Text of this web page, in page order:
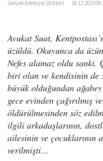
o
Gerçek Edebiyat (Editör) 18.12.2023
Avukat Suat,
üzüldü. Okuyunca da
Nefes alamaz oldu sanki.
biri olan ve kendisinin de
büyük olduğundan
gece evinden çağırılmış
öldürülmesinden söz
ilgili arkadaşlarının,
ailesinin ve çocuklarının
verilmişti…